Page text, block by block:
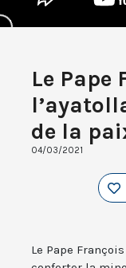
Le Pape
de la
04/03/2021
Le Pape